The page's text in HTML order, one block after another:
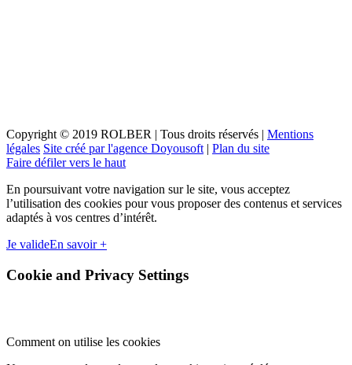
Copyright © 2019 ROLBER | Tous droits réservés | Mentions
légales Site créé par l'agence Doyousoft | Plan du site
Faire défiler vers le haut
En poursuivant votre navigation sur le site, vous acceptez
l’utilisation des cookies pour vous proposer des contenus et services
adaptés à vos centres d’intérêt.
Je valideEn savoir +
Cookie and Privacy Settings
Comment on utilise les cookies